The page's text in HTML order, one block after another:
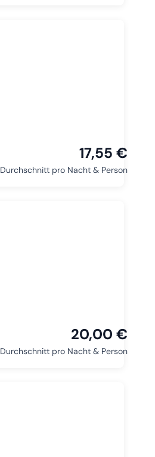
17,55 €
Durchschnitt pro Nacht & Person
20,00 €
Durchschnitt pro Nacht & Person